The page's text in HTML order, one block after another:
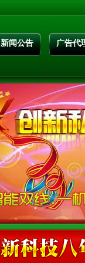
新闻公告 广告代